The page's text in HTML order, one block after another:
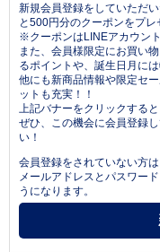
新規会員登録をしていただ
と500円分のクーポンをプレ
※クーポンはLINEアカウン
また、会員様限定にお買い
るポイントや、誕生日月に
他にも新商品情報や限定セ
ットも充実！！
上記バナーをクリックする
ぜひ、この機会に会員登録
い！
会員登録をされていない方
メールアドレスとパスワー
うになります。